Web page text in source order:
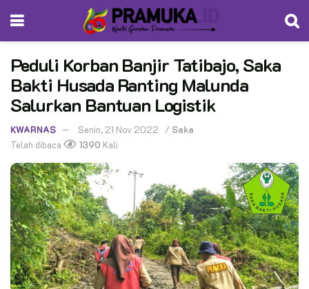
Peduli Korban Banjir Tatibajo, Saka
Bakti Husada Ranting Malunda
Salurkan Bantuan Logistik
KWARNAS Senin, 21 Nov 2022 / Saka
Telah dibaca
1390 Kali